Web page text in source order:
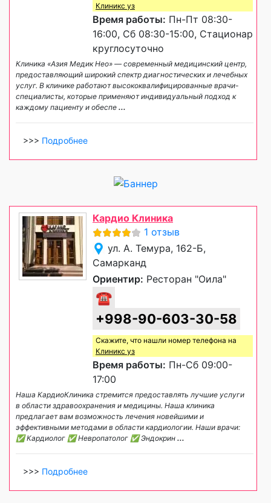
Клиникс уз
Время работы: Пн-Пт 08:30-
16:00, Сб 08:30-15:00, Стационар
круглосуточно
Клиника «Азия Медик Нео» — современный медицинский центр,
предоставляющий широкий спектр диагностических и лечебных
услуг. В клинике работают высококвалифицированные врачи-
специалисты, которые применяют индивидуальный подход к
каждому пациенту и обеспе ...
>>> Подробнее
Кардио Клиника
1 отзыв
ул. А. Темура, 162-Б,
Самарканд
Ориентир: Ресторан "Оила"
☎
+998-90-603-30-58
Скажите, что нашли номер телефона на
Клиникс уз
Время работы: Пн-Сб 09:00-
17:00
Наша КардиоКлиника стремится предоставлять лучшие услуги
в области здравоохранения и медицины. Наша клиника
предлагает вам возможность лечения новейшими и
эффективными методами в области кардиологии. Наши врачи:
✅ Кардиолог ✅ Невропатолог ✅ Эндокрин ...
>>> Подробнее